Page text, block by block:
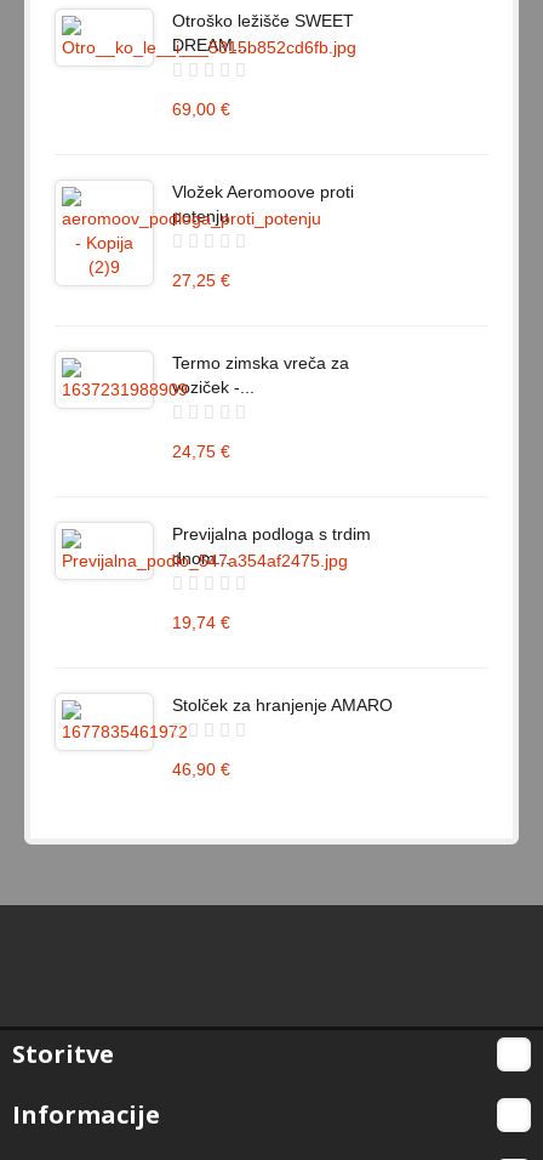
Otroško ležišče SWEET
DREAM...
69,00 €
Vložek Aeromoove proti
potenju
27,25 €
Termo zimska vreča za
voziček -...
24,75 €
Previjalna podloga s trdim
dnom...
19,74 €
Stolček za hranjenje AMARO
46,90 €
Storitve
Informacije